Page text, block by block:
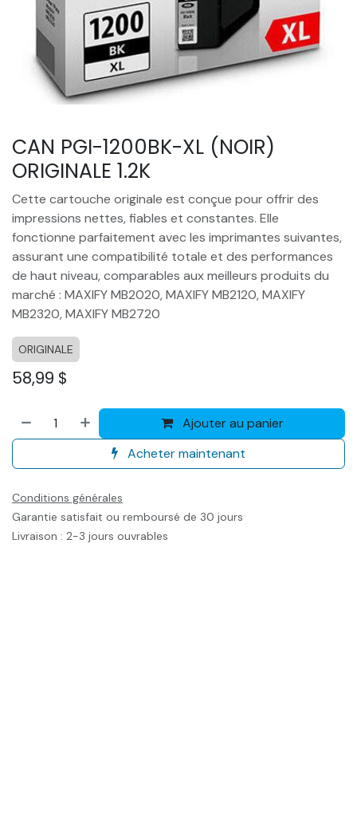
CAN PGI-1200BK-XL (NOIR)
ORIGINALE 1.2K
Cette cartouche originale est conçue pour offrir des
impressions nettes, fiables et constantes. Elle
fonctionne parfaitement avec les imprimantes suivantes,
assurant une compatibilité totale et des performances
de haut niveau, comparables aux meilleurs produits du
marché : MAXIFY MB2020, MAXIFY MB2120, MAXIFY
MB2320, MAXIFY MB2720
ORIGINALE
58,99 $
Ajouter au panier
Acheter maintenant
Conditions générales
Garantie satisfait ou remboursé de 30 jours
Livraison : 2-3 jours ouvrables